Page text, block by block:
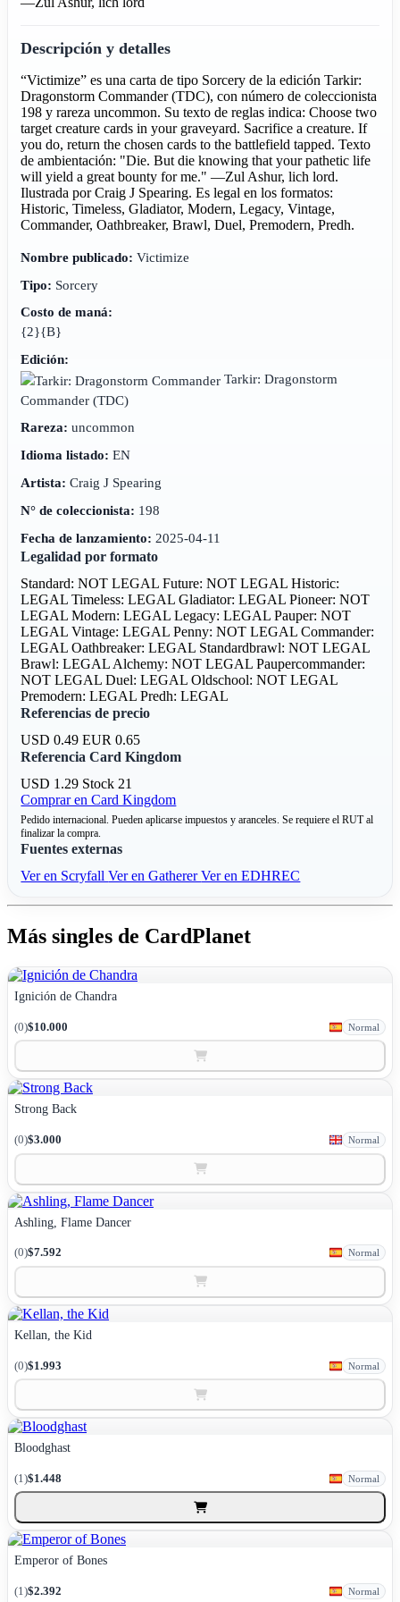
Descripción y detalles
“Victimize” es una carta de tipo Sorcery de la edición Tarkir:
Dragonstorm Commander (TDC), con número de coleccionista
198 y rareza uncommon. Su texto de reglas indica: Choose two
target creature cards in your graveyard. Sacrifice a creature. If
you do, return the chosen cards to the battlefield tapped. Texto
de ambientación: "Die. But die knowing that your pathetic life
will yield a great bounty for me." —Zul Ashur, lich lord.
Ilustrada por Craig J Spearing. Es legal en los formatos:
Historic, Timeless, Gladiator, Modern, Legacy, Vintage,
Commander, Oathbreaker, Brawl, Duel, Premodern, Predh.
Nombre publicado: Victimize
Tipo: Sorcery
Costo de maná:
{2}{B}
Edición:
Tarkir: Dragonstorm
Commander(TDC)
Rareza: uncommon
Idioma listado: EN
Artista: Craig J Spearing
N° de coleccionista: 198
Fecha de lanzamiento: 2025-04-11
Legalidad por formato
Standard: NOT LEGALFuture: NOT LEGALHistoric:
LEGALTimeless: LEGALGladiator: LEGALPioneer: NOT
LEGALModern: LEGALLegacy: LEGALPauper: NOT
LEGALVintage: LEGALPenny: NOT LEGALCommander:
LEGALOathbreaker: LEGAL Standardbrawl: NOT LEGAL
Brawl: LEGAL Alchemy: NOT LEGALPaupercommander:
NOT LEGALDuel: LEGALOldschool: NOT LEGAL
Premodern: LEGALPredh: LEGAL
Referencias de precio
USD 0.49EUR 0.65
Referencia Card Kingdom
USD 1.29 Stock 21
Comprar en Card Kingdom
Pedido internacional. Pueden aplicarse impuestos y aranceles. Se requiere el RUT al
finalizar la compra.
Fuentes externas
Ver en ScryfallVer en GathererVer en EDHREC
Más singles de CardPlanet
Ignición de Chandra
(0)$10.000 Normal
Strong Back
(0)$3.000 Normal
Ashling, Flame Dancer
(0)$7.592 Normal
Kellan, the Kid
(0)$1.993 Normal
Bloodghast
(1)$1.448 Normal
Emperor of Bones
(1)$2.392 Normal